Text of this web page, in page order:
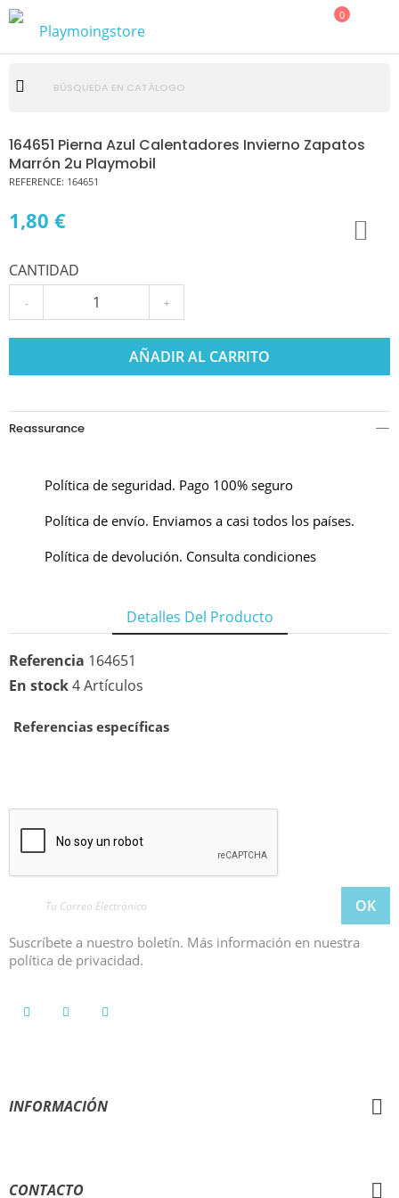
0
164651 Pierna Azul Calentadores Invierno Zapatos
Marrón 2u Playmobil
REFERENCE: 164651
1,80 €
CANTIDAD
- +
AÑADIR AL CARRITO
Reassurance
Política de seguridad. Pago 100% seguro
Política de envío. Enviamos a casi todos los países.
Política de devolución. Consulta condiciones
Detalles Del Producto
Referencia 164651
En stock4 Artículos
Referencias específicas
Suscríbete a nuestro boletín. Más información en nuestra
política de privacidad.
INFORMACIÓN
CONTACTO